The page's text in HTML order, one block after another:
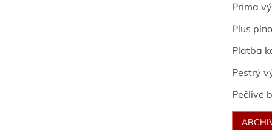
Prima
Plus
Platba
Pestrý
Pečlivé